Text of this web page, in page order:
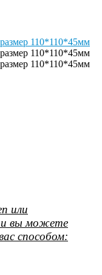
или
вы можете
способом: